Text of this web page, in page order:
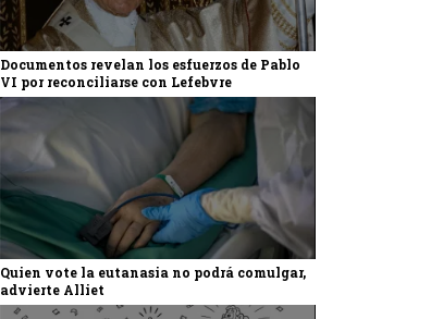
Documentos revelan los esfuerzos de Pablo
VI por reconciliarse con Lefebvre
Quien vote la eutanasia no podrá comulgar,
advierte Alliet